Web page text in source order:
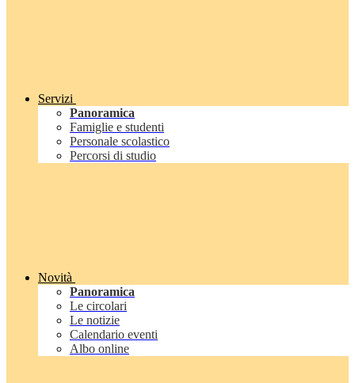
Servizi
Panoramica
Famiglie e studenti
Personale scolastico
Percorsi di studio
Novità
Panoramica
Le circolari
Le notizie
Calendario eventi
Albo online